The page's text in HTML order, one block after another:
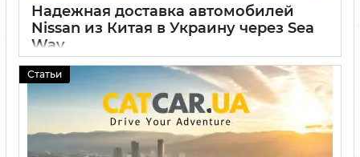
Надежная доставка автомобилей
Nissan из Китая в Украину через Sea
Way
28 05 2025 0
Статьи